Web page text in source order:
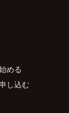
める
し込む